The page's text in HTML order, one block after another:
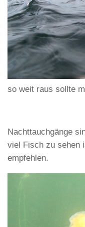
so weit raus sollte
Nachttauchgänge
viel Fisch zu sehen
empfehlen.